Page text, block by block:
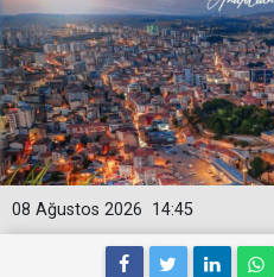
14:45
08 Ağustos 2026